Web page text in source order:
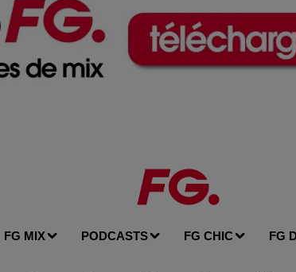
FG MIX PODCASTS FG CHIC FG